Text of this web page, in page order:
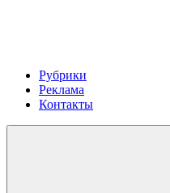
Рубрики
Реклама
Контакты